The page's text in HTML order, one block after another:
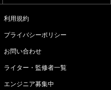
利用規約
プライバシーポリシー
お問い合わせ
ライター・監修者一覧
エンジニア募集中